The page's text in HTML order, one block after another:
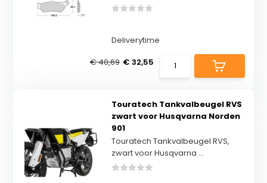
Deliverytime
€ 40,69 € 32,55
Touratech Tankvalbeugel RVS
zwart voor Husqvarna Norden
901
Touratech Tankvalbeugel RVS,
zwart voor Husqvarna ...